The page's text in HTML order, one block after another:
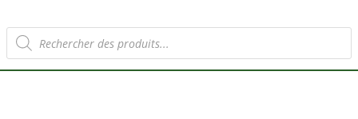
Recherche
de
produits